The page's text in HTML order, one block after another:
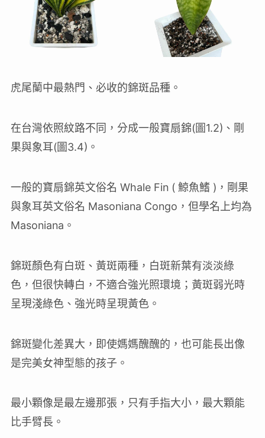
虎尾蘭中最熱門、必收的錦斑品種。
在台灣依照紋路不同，分成一般寶扇錦(圖1.2)、剛
果與象耳(圖3.4)。
一般的寶扇錦英文俗名 Whale Fin ( 鯨魚鰭 )，剛果
與象耳英文俗名 Masoniana Congo，但學名上均為
Masoniana。
錦斑顏色有白斑、黃斑兩種，白斑新葉有淡淡綠
色，但很快轉白，不適合強光照環境；黃斑弱光時
呈現淺綠色、強光時呈現黃色。
錦斑變化差異大，即使媽媽醜醜的，也可能長出像
是完美女神型態的孩子。
最小顆像是最左邊那張，只有手指大小，最大顆能
比手臂長。